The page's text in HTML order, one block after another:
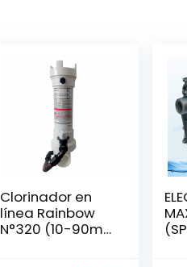
Clorinador en
línea Rainbow
N°320 (10-90m³)